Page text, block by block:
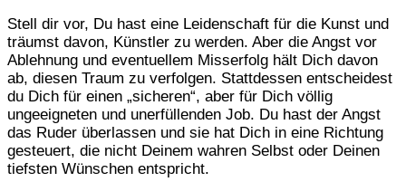
Stell dir vor, Du hast eine Leidenschaft für die Kunst und
träumst davon, Künstler zu werden. Aber die Angst vor
Ablehnung und eventuellem Misserfolg hält Dich davon
ab, diesen Traum zu verfolgen. Stattdessen entscheidest
du Dich für einen „sicheren“, aber für Dich völlig
ungeeigneten und unerfüllenden Job. Du hast der Angst
das Ruder überlassen und sie hat Dich in eine Richtung
gesteuert, die nicht Deinem wahren Selbst oder Deinen
tiefsten Wünschen entspricht.